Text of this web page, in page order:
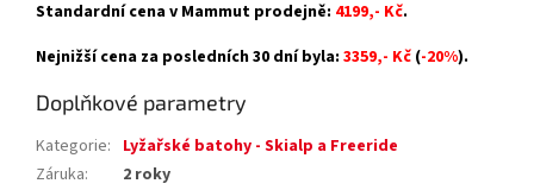
Standardní cena v Mammut prodejně: 4199,- Kč.
Nejnižší cena za posledních 30 dní byla: 3359,- Kč (-20%).
Doplňkové parametry
Kategorie: Lyžařské batohy - Skialp a Freeride
Záruka:
2 roky